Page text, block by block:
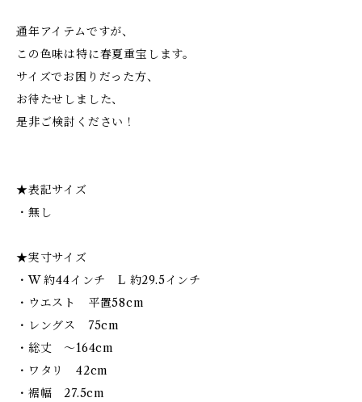
通年アイテムですが、
この色味は特に春夏重宝します。
サイズでお困りだった方、
お待たせしました、
是非ご検討ください！
★表記サイズ
・無し
★実寸サイズ
・W 約44インチ L 約29.5インチ
・ウエスト 平置58cm
・レングス 75cm
・総丈 〜164cm
・ワタリ 42cm
・裾幅 27.5cm